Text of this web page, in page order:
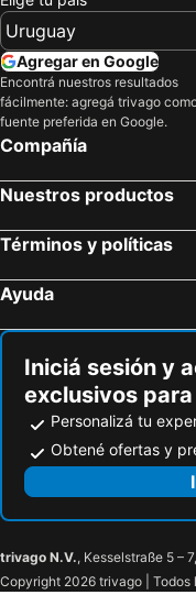
Agregar en Google
Encontrá nuestros resultados
fácilmente: agregá trivago
fuente preferida en Google.
Compañía
Nuestros productos
Términos y políticas
Ayuda
Iniciá sesión y
exclusivos
Personalizá tu
Obtené ofertas y
trivago N.V., Kesselstraße 5 –
Copyright 2026 trivago | Todos